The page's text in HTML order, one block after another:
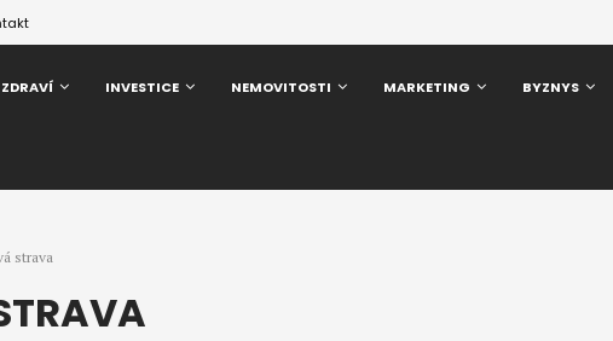
ZDRAVÍ INVESTICE NEMOVITOSTI MARKETING BYZNYS
strava